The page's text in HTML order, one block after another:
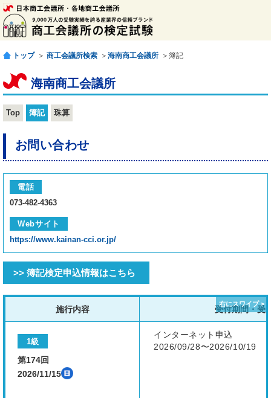
トップ ＞ 商工会議所検索 ＞ 海南商工会議所 ＞簿記
海南商工会議所
Top 簿記 珠算
お問い合わせ
電話
073-482-4363
Webサイト
https://www.kainan-cci.or.jp/
>> 簿記検定申込情報はこちら
施行内容 受付期間・受
1級
第174回
2026/11/15
インターネット申込
2026/09/28〜2026/10/19